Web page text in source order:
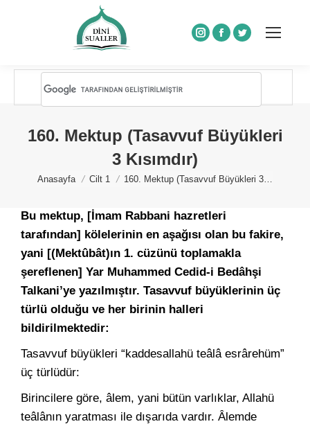
Instagram
Facebook
Twitter
160. Mektup (Tasavvuf Büyükleri
3 Kısımdır)
You are here:
Anasayfa Cilt 1 160. Mektup (Tasavvuf Büyükleri 3…
Bu mektup, [İmam Rabbani hazretleri
tarafından] kölelerinin en aşağısı olan bu fakire,
yani [(Mektûbât)ın 1. cüzünü toplamakla
şereflenen] Yar Muhammed Cedid-i Bedâhşi
Talkani’ye yazılmıştır. Tasavvuf büyüklerinin üç
türlü olduğu ve her birinin halleri
bildirilmektedir:
Tasavvuf büyükleri “kaddesallahü teâlâ esrârehüm”
üç türlüdür:
Birincilere göre, âlem, yani bütün varlıklar, Allahü
teâlânın yaratması ile dışarıda vardır. Âlemde